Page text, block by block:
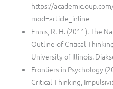
https://
mod=article_inline
Ennis, R. H. (2011). The
Outline of Critical
University of Illinois.
Frontiers in Psychology
Critical Thinking,